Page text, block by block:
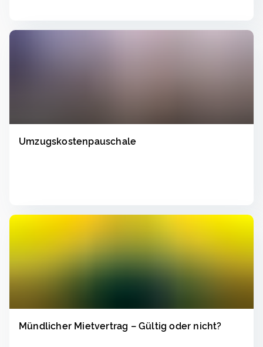
Umzugskostenpauschale
Mündlicher Mietvertrag – Gültig oder nicht?